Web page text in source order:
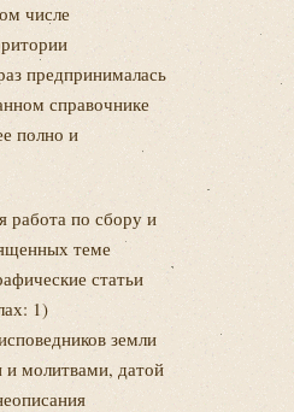
числе
предпринималась
справочнике
полно и
работа по сбору и
теме
статьи
1)
земли
и молитвами, датой